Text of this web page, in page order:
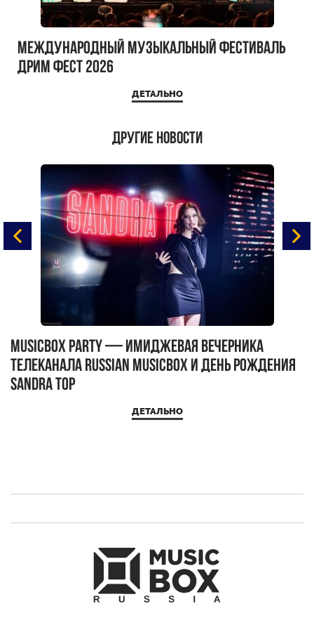
Международный музыкальный фестиваль
ДРИМ ФЕСТ 2026
ДЕТАЛЬНО
Другие новости
MUSICBOX PARTY — имиджевая вечерника
телеканала RUSSIAN MUSICBOX и день рождения
Sandra Top
ДЕТАЛЬНО